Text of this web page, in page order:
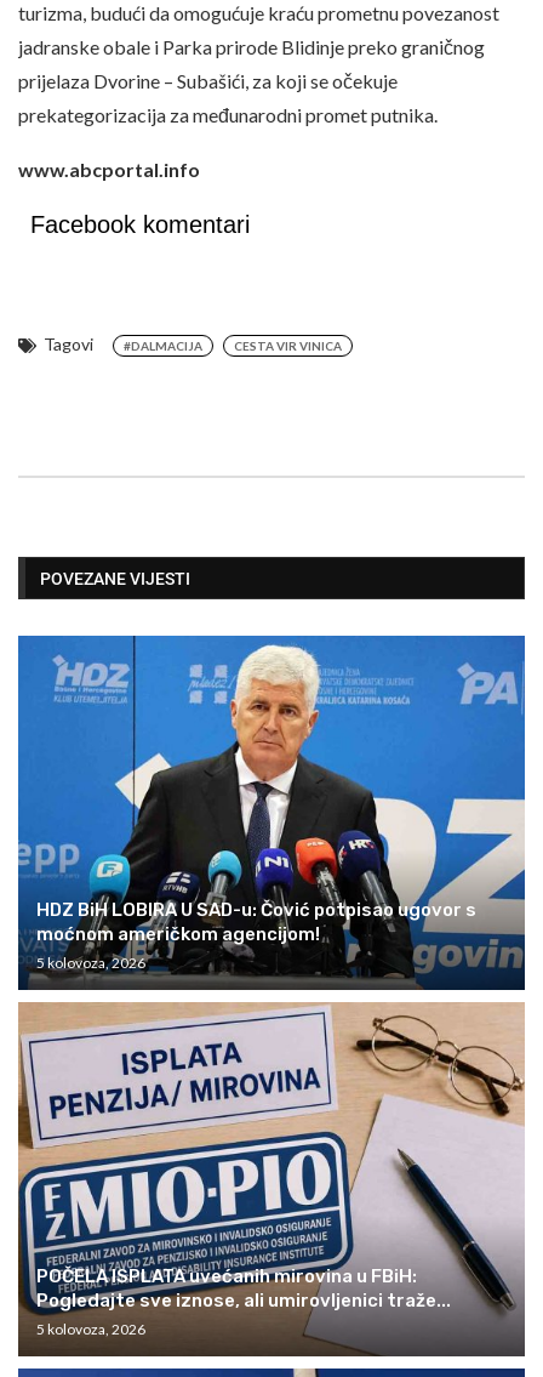
turizma, budući da omogućuje kraću prometnu povezanost
jadranske obale i Parka prirode Blidinje preko graničnog
prijelaza Dvorine – Subašići, za koji se očekuje
prekategorizacija za međunarodni promet putnika.
www.abcportal.info
Facebook komentari
Tagovi #DALMACIJA CESTA VIR VINICA
POVEZANE VIJESTI
HDZ BiH LOBIRA U SAD-u: Čović potpisao ugovor s
moćnom američkom agencijom!
5 kolovoza, 2026
POČELA ISPLATA uvećanih mirovina u FBiH:
Pogledajte sve iznose, ali umirovljenici traže...
5 kolovoza, 2026